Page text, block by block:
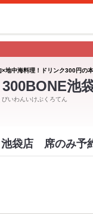
地中海料理！ドリンク300円の本
池
いわんいけぶくろてん
池袋店 席のみ予